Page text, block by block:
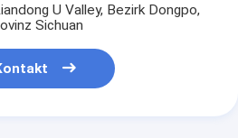
U Valley, Bezirk Dongpo,
Sichuan